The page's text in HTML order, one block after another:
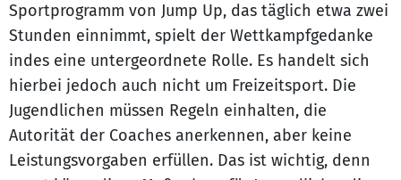
Sportprogramm von Jump Up, das täglich etwa zwei
Stunden einnimmt, spielt der Wettkampfgedanke
indes eine untergeordnete Rolle. Es handelt sich
hierbei jedoch auch nicht um Freizeitsport. Die
Jugendlichen müssen Regeln einhalten, die
Autorität der Coaches anerkennen, aber keine
Leistungsvorgaben erfüllen. Das ist wichtig, denn